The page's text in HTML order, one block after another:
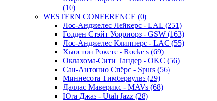
(10)
WESTERN CONFERENCE (0)
Лос-Анджелес Лейкерс - LAL (251)
Голден Стэйт Уорриорз - GSW (163)
Лос-Анджелес Клипперс - LAC (55)
Хьюстон Рокетс - Rockets (69)
Оклахома-Сити Тандер - OKC (56)
Сан-Антонио Спёрс - Spurs (56)
Миннесота Тимбервулвз (29)
Даллас Маверикс - MAVs (68)
Юта Джаз - Utah Jazz (28)